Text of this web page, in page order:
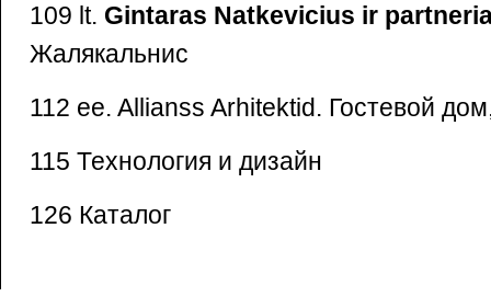
109 lt. Gintaras Natkevicius ir
Жалякальнис
112 ee. Allianss Arhitektid. Гостевой
115 Технология и дизайн
126 Каталог